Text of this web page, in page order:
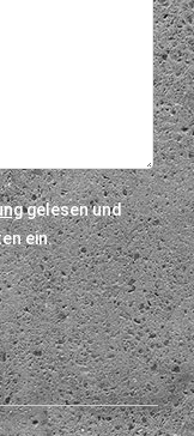
gelesen und
ein.